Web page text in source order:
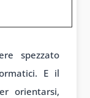
spezzato
E il
orientarsi,